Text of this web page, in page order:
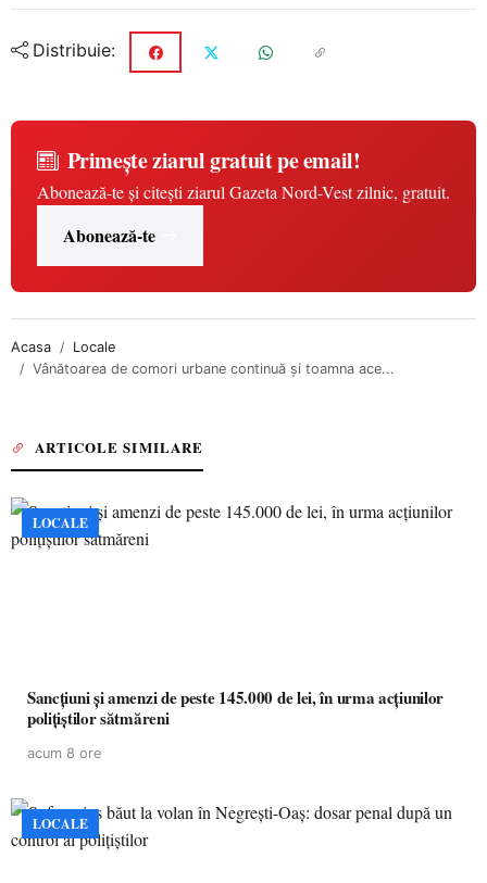
Distribuie:
Primește ziarul gratuit pe email!
Abonează-te și citești ziarul Gazeta Nord-Vest zilnic, gratuit.
Abonează-te
Acasa
Locale
Vânătoarea de comori urbane continuă și toamna ace...
ARTICOLE SIMILARE
LOCALE
Sancțiuni și amenzi de peste 145.000 de lei, în urma acțiunilor
polițiștilor sătmăreni
acum 8 ore
LOCALE